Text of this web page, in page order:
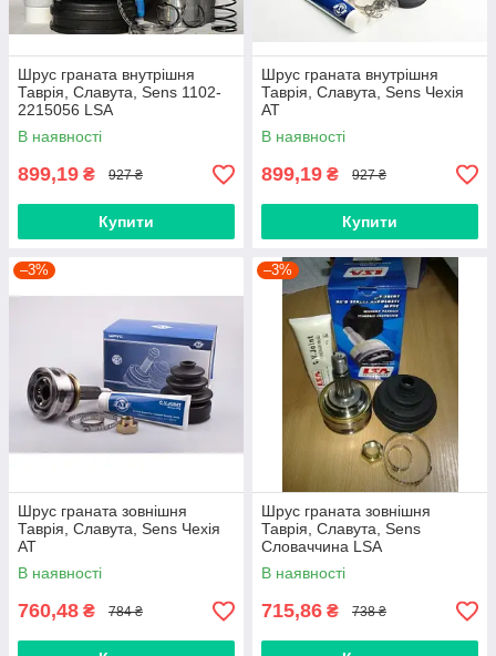
Шрус граната внутрішня
Таврія, Славута, Sens 1102-
2215056 LSA
В наявності
899,19 ₴ 927 ₴
Купити
Шрус граната внутрішня
Таврія, Славута, Sens Чехія
AT
В наявності
899,19 ₴ 927 ₴
Купити
–3%
Шрус граната зовнішня
Таврія, Славута, Sens Чехія
AT
В наявності
760,48 ₴ 784 ₴
–3%
Шрус граната зовнішня
Таврія, Славута, Sens
Словаччина LSA
В наявності
715,86 ₴ 738 ₴